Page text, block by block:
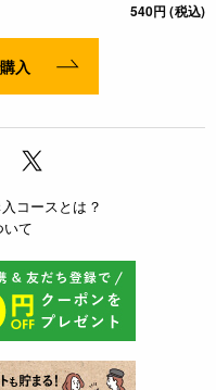
540円 (税込)
入
コースとは？
て